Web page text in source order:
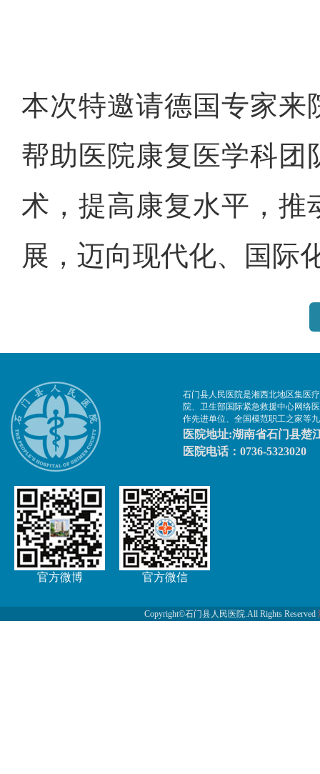
本次特邀请德国专家来
帮助医院康复医学科
术，提高康复水平，推
展，迈向现代化、国际
石门县人民医院是湘西北地区集医
院、卫生部国际紧急救援中心网络
作先进单位、全国模范职工之家等
医院地址:湖南省石门县楚
医院电话：0736-5323020
官方微博 官方微信
Copyright©石门县人民医院.All Rights Reserved